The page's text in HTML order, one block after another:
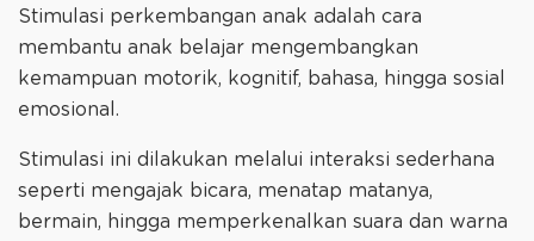
Stimulasi perkembangan anak adalah cara
membantu anak belajar mengembangkan
kemampuan motorik, kognitif, bahasa, hingga sosial
emosional.
Stimulasi ini dilakukan melalui interaksi sederhana
seperti mengajak bicara, menatap matanya,
bermain, hingga memperkenalkan suara dan warna